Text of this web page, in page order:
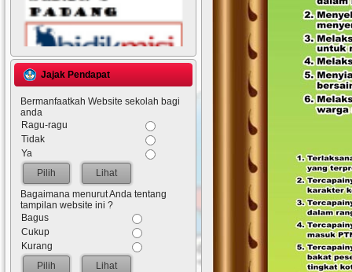
Jajak Pendapat
Bermanfaatkah Website sekolah bagi
anda
Ragu-ragu
Tidak
Ya
Lihat
Bagaimana menurut Anda tentang
tampilan website ini ?
Bagus
Cukup
Kurang
Lihat